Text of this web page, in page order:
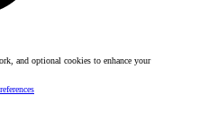
and optional cookies to enhance your